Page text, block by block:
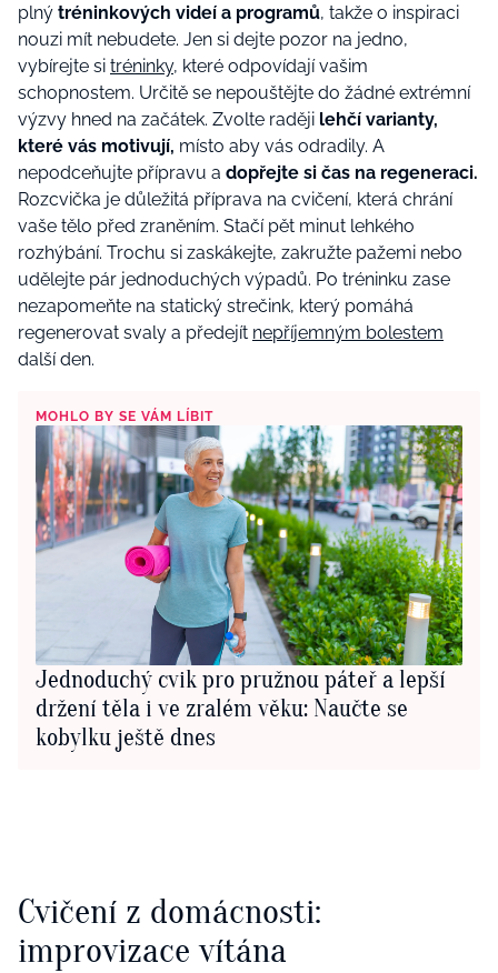
plný tréninkových videí a programů, takže o inspiraci
nouzi mít nebudete. Jen si dejte pozor na jedno,
vybírejte si tréninky, které odpovídají vašim
schopnostem. Určitě se nepouštějte do žádné extrémní
výzvy hned na začátek. Zvolte raději lehčí varianty,
které vás motivují, místo aby vás odradily. A
nepodceňujte přípravu a dopřejte si čas na regeneraci.
Rozcvička je důležitá příprava na cvičení, která chrání
vaše tělo před zraněním. Stačí pět minut lehkého
rozhýbání. Trochu si zaskákejte, zakružte pažemi nebo
udělejte pár jednoduchých výpadů. Po tréninku zase
nezapomeňte na statický strečink, který pomáhá
regenerovat svaly a předejít nepříjemným bolestem
další den.
MOHLO BY SE VÁM LÍBIT
Jednoduchý cvik pro pružnou páteř a lepší
držení těla i ve zralém věku: Naučte se
kobylku ještě dnes
Cvičení z domácnosti:
improvizace vítána